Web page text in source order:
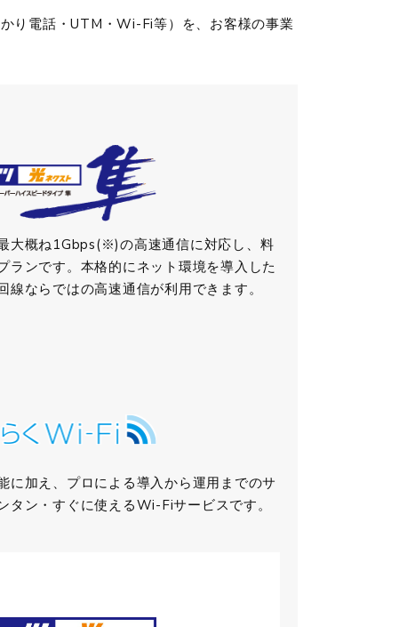
り電話・UTM・Wi-Fi等）を、お客様の事業
大概ね1Gbps(※)の高速通信に対応し、料
ランです。本格的にネット環境を導入した
線ならではの高速通信が利用できます。
に加え、プロによる導入から運用までのサ
タン・すぐに使えるWi-Fiサービスです。